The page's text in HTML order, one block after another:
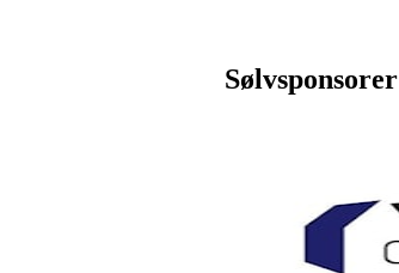
Sølvsponsorer